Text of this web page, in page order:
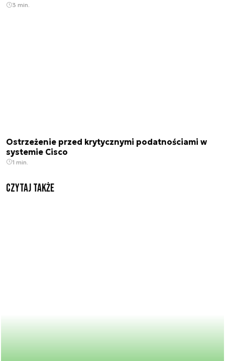
3 min.
Ostrzeżenie przed krytycznymi podatnościami w
systemie Cisco
1 min.
Czytaj także